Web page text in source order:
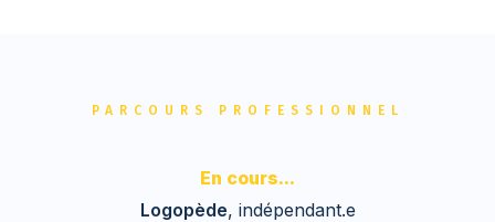
PARCOURS PROFESSIONNEL
En cours...
Logopède, indépendant.e